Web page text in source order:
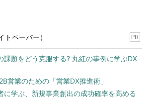
トペーパー） PR
課題をどう克服する? 丸紅の事例に学ぶDX
営業のための「営業DX推進術」
に学ぶ、新規事業創出の成功確率を高める